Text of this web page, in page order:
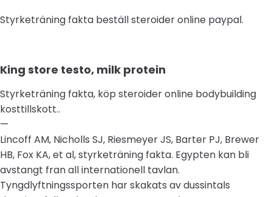
Styrketräning fakta beställ steroider online paypal.
King store testo, milk protein
Styrketräning fakta, köp steroider online bodybuilding
kosttillskott..
—
Lincoff AM, Nicholls SJ, Riesmeyer JS, Barter PJ, Brewer
HB, Fox KA, et al, styrketräning fakta. Egypten kan bli
avstangt fran all internationell tavlan.
Tyngdlyftningssporten har skakats av dussintals